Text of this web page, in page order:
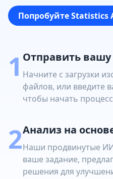
Попробуйте Statistics
1 Отправить вашу
Начните с загрузки
файлов, или введите
чтобы начать
2Анализ на
Наши продвинутые
ваше задание,
решения для